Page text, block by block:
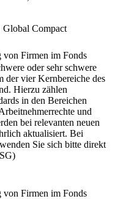
Compact
Firmen im Fonds
oder sehr schwere
der vier Kernbereiche des
Hierzu zählen
in den Bereichen
und
bei relevanten neuen
aktualisiert. Bei
Sie sich bitte direkt
Firmen im Fonds